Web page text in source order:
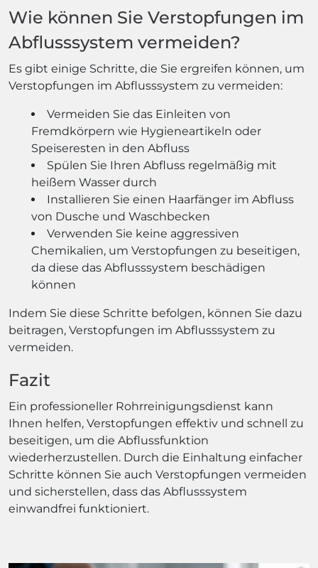
Wie können Sie Verstopfungen im
Abflusssystem vermeiden?
Es gibt einige Schritte, die Sie ergreifen können, um
Verstopfungen im Abflusssystem zu vermeiden:
Vermeiden Sie das Einleiten von
Fremdkörpern wie Hygieneartikeln oder
Speiseresten in den Abfluss
Spülen Sie Ihren Abfluss regelmäßig mit
heißem Wasser durch
Installieren Sie einen Haarfänger im Abfluss
von Dusche und Waschbecken
Verwenden Sie keine aggressiven
Chemikalien, um Verstopfungen zu beseitigen,
da diese das Abflusssystem beschädigen
können
Indem Sie diese Schritte befolgen, können Sie dazu
beitragen, Verstopfungen im Abflusssystem zu
vermeiden.
Fazit
Ein professioneller Rohrreinigungsdienst kann
Ihnen helfen, Verstopfungen effektiv und schnell zu
beseitigen, um die Abflussfunktion
wiederherzustellen. Durch die Einhaltung einfacher
Schritte können Sie auch Verstopfungen vermeiden
und sicherstellen, dass das Abflusssystem
einwandfrei funktioniert.